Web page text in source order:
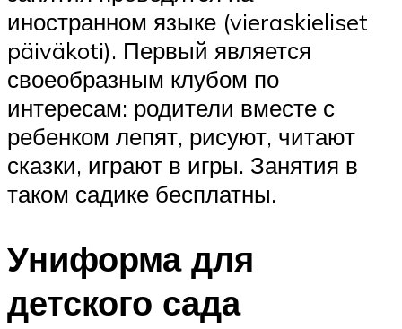
иностранном языке (vieraskieliset
päiväkoti). Первый является
своеобразным клубом по
интересам: родители вместе с
ребенком лепят, рисуют, читают
сказки, играют в игры. Занятия в
таком садике бесплатны.
Униформа для
детского сада